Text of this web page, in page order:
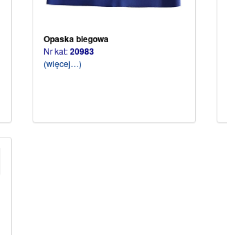
Opaska biegowa
Nr kat:20983
(więcej…)